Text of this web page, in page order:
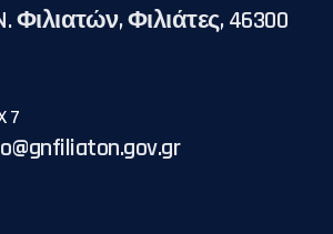
Φιλιατών, Φιλιάτες, 46300
7